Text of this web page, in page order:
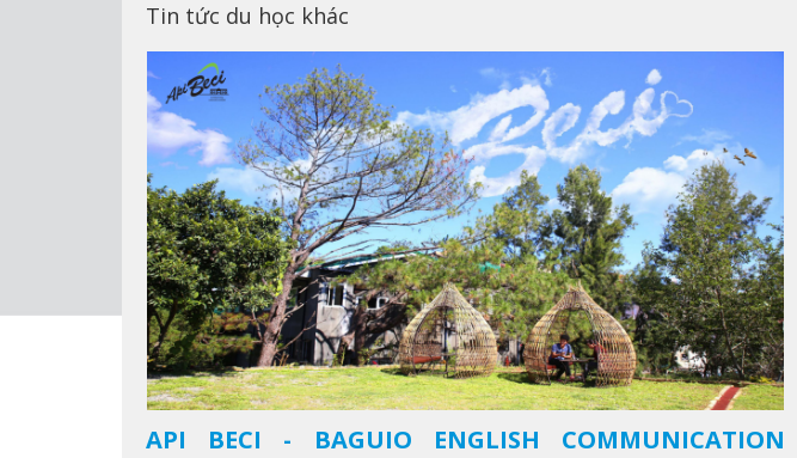
Tin tức du học khác
API BECI - BAGUIO ENGLISH COMMUNICATION